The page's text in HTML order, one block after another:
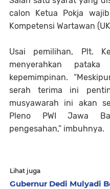
calon Ketua Pokja
Kompetensi Wartawan
Usai pemilihan, Plt.
menyerahkan
kepemimpinan.
serah terima ini
musyawarah ini akan
Pleno PWI Jawa
pengesahan,” imbuhnya.
Lihat juga
Gubernur Dedi Mulyadi